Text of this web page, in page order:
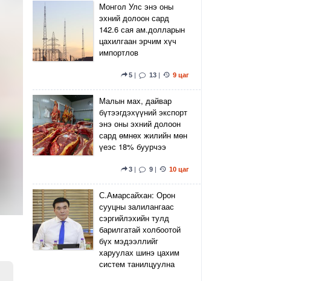
Монгол Улс энэ оны
эхний долоон сард
142.6 сая ам.долларын
цахилгаан эрчим хүч
импортлов
5 | 13 | 9 цаг
Малын мах, дайвар
бүтээгдэхүүний экспорт
энэ оны эхний долоон
сард өмнөх жилийн мөн
үеэс 18% буурчээ
3 | 9 | 10 цаг
С.Амарсайхан: Орон
сууцны залилангаас
сэргийлэхийн тулд
барилгатай холбоотой
бүх мэдээллийг
харуулах шинэ цахим
систем танилцуулна